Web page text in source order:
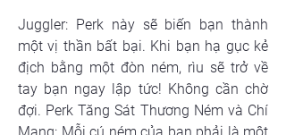
Juggler: Perk này sẽ biến bạn thành
một vị thần bất bại. Khi bạn hạ gục kẻ
địch bằng một đòn ném, rìu sẽ trở về
tay bạn ngay lập tức! Không cần chờ
đợi. Perk Tăng Sát Thương Ném và Chí
Mạng: Mỗi cú ném của bạn phải là một